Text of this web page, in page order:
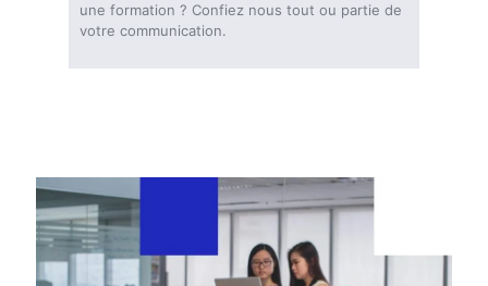
une formation ? Confiez nous tout ou partie de
votre communication.